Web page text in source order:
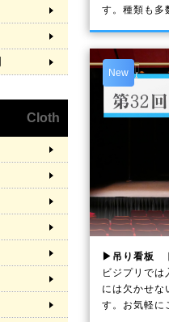
す。種類も多
New
▶吊り看板
ビジプリでは
には欠かせな
す。お気軽に
Cloth